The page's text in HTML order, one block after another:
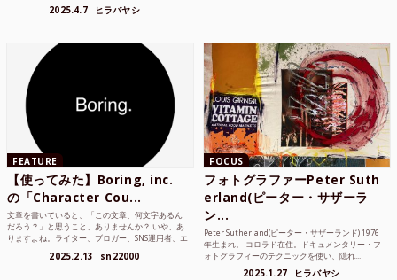
2025.4.7 ヒラバヤシ
FEATURE
【使ってみた】Boring, inc.
の「Character Cou...
文章を書いていると、「この文章、何文字あるん
だろう？」と思うこと、ありませんか？ いや、あ
りますよね。ライター、ブロガー、SNS運用者、エ
2025.2.13 sn22000
FOCUS
フォトグラファーPeter Suth
erland(ピーター・サザーラ
ン...
Peter Sutherland(ピーター・サザーランド) 1976
年生まれ。 コロラド在住。ドキュメンタリー・フ
ォトグラフィーのテクニックを使い、隠れ...
2025.1.27 ヒラバヤシ